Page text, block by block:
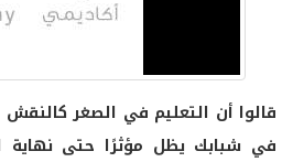
قالوا أن التعليم في الصغر
في شبابك يظل مؤثرًا حتى نهاية